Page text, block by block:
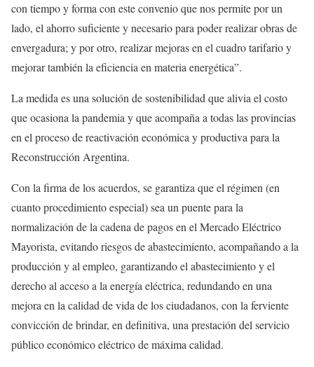
con tiempo y forma con este convenio que nos permite por un
lado, el ahorro suficiente y necesario para poder realizar obras de
envergadura; y por otro, realizar mejoras en el cuadro tarifario y
mejorar también la eficiencia en materia energética”.
La medida es una solución de sostenibilidad que alivia el costo
que ocasiona la pandemia y que acompaña a todas las provincias
en el proceso de reactivación económica y productiva para la
Reconstrucción Argentina.
Con la firma de los acuerdos, se garantiza que el régimen (en
cuanto procedimiento especial) sea un puente para la
normalización de la cadena de pagos en el Mercado Eléctrico
Mayorista, evitando riesgos de abastecimiento, acompañando a la
producción y al empleo, garantizando el abastecimiento y el
derecho al acceso a la energía eléctrica, redundando en una
mejora en la calidad de vida de los ciudadanos, con la ferviente
convicción de brindar, en definitiva, una prestación del servicio
público económico eléctrico de máxima calidad.